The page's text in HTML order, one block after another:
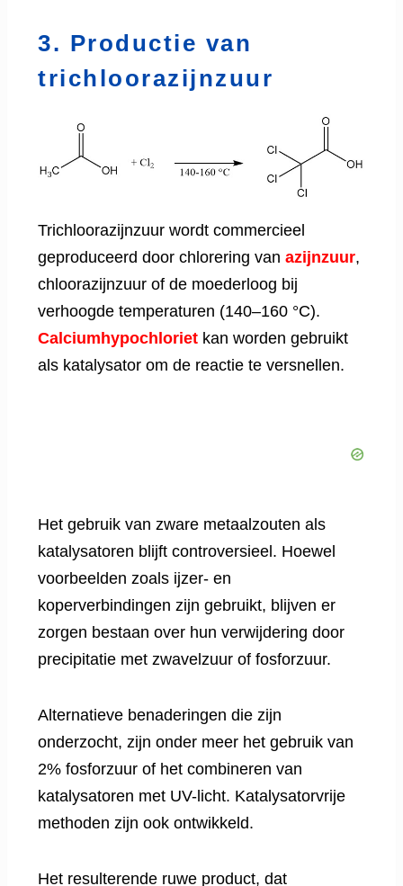
3. Productie van
trichloorazijnzuur
Trichloorazijnzuur wordt commercieel
geproduceerd door chlorering van azijnzuur,
chloorazijnzuur of de moederloog bij
verhoogde temperaturen (140–160 °C).
Calciumhypochloriet kan worden gebruikt
als katalysator om de reactie te versnellen.
Het gebruik van zware metaalzouten als
katalysatoren blijft controversieel. Hoewel
voorbeelden zoals ijzer- en
koperverbindingen zijn gebruikt, blijven er
zorgen bestaan ​​over hun verwijdering door
precipitatie met zwavelzuur of fosforzuur.
Alternatieve benaderingen die zijn
onderzocht, zijn onder meer het gebruik van
2% fosforzuur of het combineren van
katalysatoren met UV-licht. Katalysatorvrije
methoden zijn ook ontwikkeld.
Het resulterende ruwe product, dat